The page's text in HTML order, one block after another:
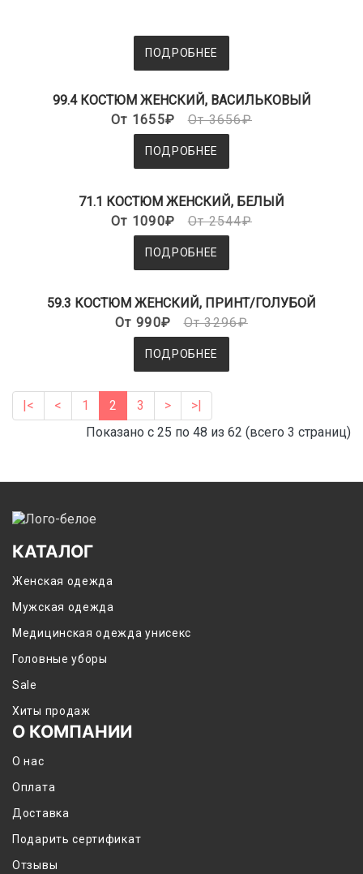
ПОДРОБНЕЕ
99.4 КОСТЮМ ЖЕНСКИЙ, ВАСИЛЬКОВЫЙ
От 1655₽
От 3656₽
ПОДРОБНЕЕ
71.1 КОСТЮМ ЖЕНСКИЙ, БЕЛЫЙ
От 1090₽
От 2544₽
ПОДРОБНЕЕ
59.3 КОСТЮМ ЖЕНСКИЙ, ПРИНТ/ГОЛУБОЙ
От 990₽
От 3296₽
ПОДРОБНЕЕ
|< < 1 2 3 >
>|
Показано с 25 по 48 из 62 (всего 3 страниц)
КАТАЛОГ
Женская одежда
Мужская одежда
Медицинская одежда унисекс
Головные уборы
Sale
Хиты продаж
О КОМПАНИИ
О нас
Оплата
Доставка
Подарить сертификат
Отзывы